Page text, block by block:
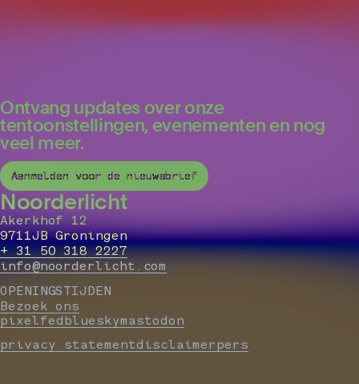
Ontvang updates over onze
tentoonstellingen, evenementen en nog
veel meer.
Aanmelden voor de nieuwsbrief
Noorderlicht
Akerkhof 12
9711JB Groningen
+ 31 50 318 2227
info@noorderlicht.com
OPENINGSTIJDEN
Bezoek ons
pixelfedblueskymastodon
privacy statementdisclaimerpers